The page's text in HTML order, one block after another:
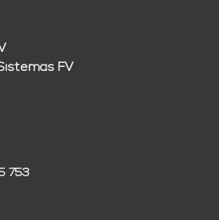
FV
753